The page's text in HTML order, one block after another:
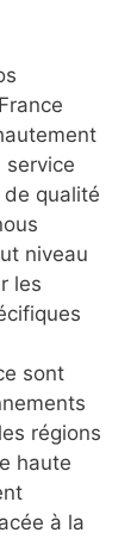
qualité
niveau
les
sont
régions
haute
à la